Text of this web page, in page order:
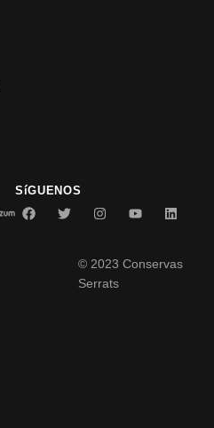
SíGUENOS
© 2023 Conservas
Serrats